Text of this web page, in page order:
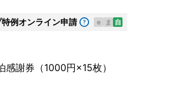
例オンライン申請 e ま 自
感謝券（1000円×15枚）